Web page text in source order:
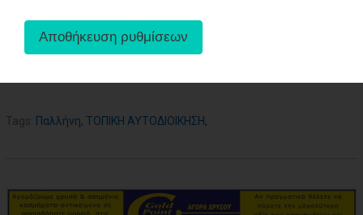
Tags: Παλλήνη, ΤΟΠΙΚΗ ΑΥΤΟΔΙΟΙΚΗΣΗ,